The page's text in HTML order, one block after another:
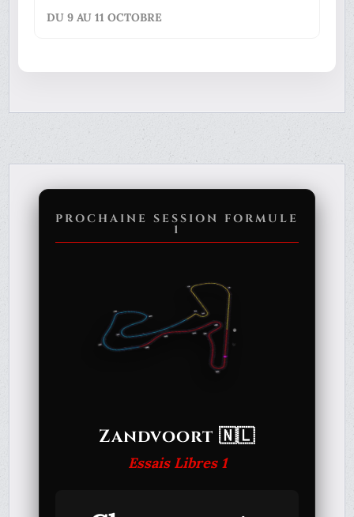
DU 9 AU 11 OCTOBRE
PROCHAINE SESSION FORMULE
1
Zandvoort 🇳🇱
Essais Libres 1